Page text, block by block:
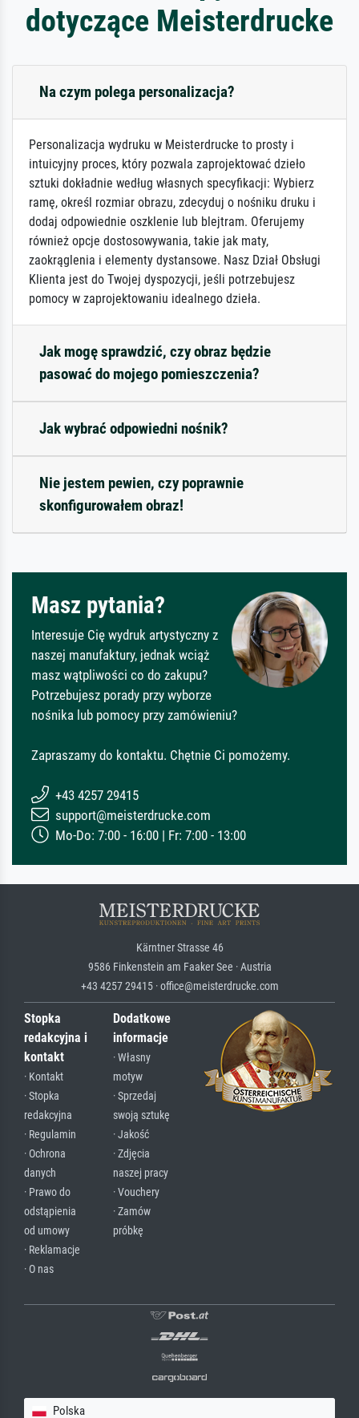
dotyczące Meisterdrucke
Na czym polega personalizacja?
Personalizacja wydruku w Meisterdrucke to prosty i
intuicyjny proces, który pozwala zaprojektować dzieło
sztuki dokładnie według własnych specyfikacji: Wybierz
ramę, określ rozmiar obrazu, zdecyduj o nośniku druku i
dodaj odpowiednie oszklenie lub blejtram. Oferujemy
również opcje dostosowywania, takie jak maty,
zaokrąglenia i elementy dystansowe. Nasz Dział Obsługi
Klienta jest do Twojej dyspozycji, jeśli potrzebujesz
pomocy w zaprojektowaniu idealnego dzieła.
Jak mogę sprawdzić, czy obraz będzie
pasować do mojego pomieszczenia?
Jak wybrać odpowiedni nośnik?
Nie jestem pewien, czy poprawnie
skonfigurowałem obraz!
Masz pytania?
Interesuje Cię wydruk artystyczny z
naszej manufaktury, jednak wciąż
masz wątpliwości co do zakupu?
Potrzebujesz porady przy wyborze
nośnika lub pomocy przy zamówieniu?
Zapraszamy do kontaktu. Chętnie Ci pomożemy.
+43 4257 29415
support@meisterdrucke.com
Mo-Do: 7:00 - 16:00 | Fr: 7:00 - 13:00
Kärntner Strasse 46
9586 Finkenstein am Faaker See · Austria
+43 4257 29415 · office@meisterdrucke.com
Stopka
redakcyjna i
kontakt
· Kontakt
· Stopka
redakcyjna
· Regulamin
· Ochrona
danych
· Prawo do
odstąpienia
od umowy
· Reklamacje
· O nas
Dodatkowe
informacje
· Własny
motyw
· Sprzedaj
swoją sztukę
· Jakość
· Zdjęcia
naszej pracy
· Vouchery
· Zamów
próbkę
Polska